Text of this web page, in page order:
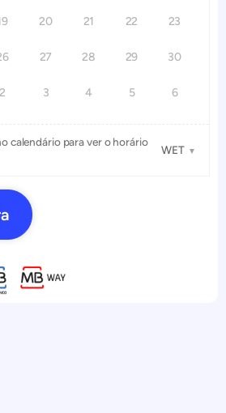
20 21 22 23
27 28 29 30
2 3 4 5 6
calendário para ver o horário
WET